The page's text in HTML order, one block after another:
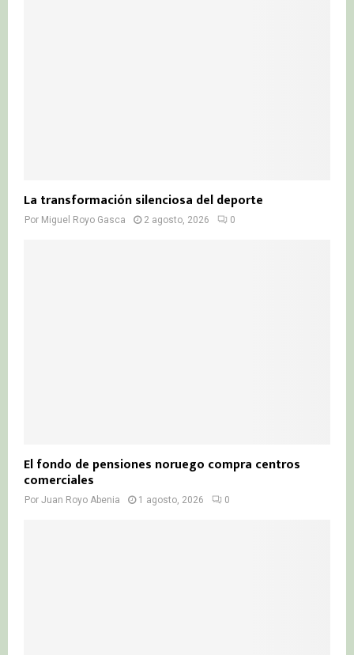
La transformación silenciosa del deporte
Por Miguel Royo Gasca 2 agosto, 2026 0
El fondo de pensiones noruego compra centros
comerciales
Por Juan Royo Abenia 1 agosto, 2026 0